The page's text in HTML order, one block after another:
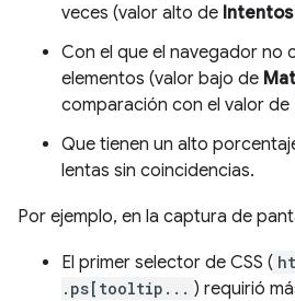
veces (valor alto de
Con el que el navegador no
elementos (valor bajo de
comparación con el valor de
Que tienen un alto
lentas sin coincidencias.
Por ejemplo, en la captura de
El primer selector de CSS (
.ps[tooltip... ) requirió